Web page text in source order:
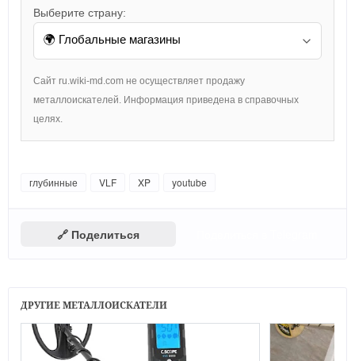
Выберите страну:
Сайт ru.wiki-md.com не осуществляет продажу
металлоискателей. Информация приведена в справочных
целях.
глубинные VLF XP youtube
🔗 Поделиться
ДРУГИЕ МЕТАЛЛОИСКАТЕЛИ